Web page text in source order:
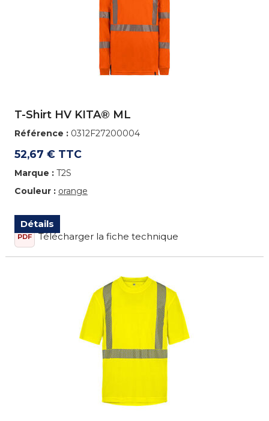
T-Shirt HV KITA® ML
Référence :0312F27200004
52,67 € TTC
Marque : T2S
Couleur : orange
Détails
PDF Télécharger la fiche technique